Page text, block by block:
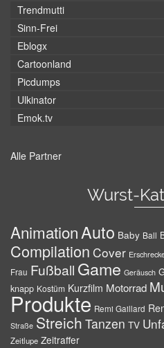
Trendmutti
Sinn-Frei
Eblogx
Cartoonland
Picdumps
Ulkinator
Emok.tv
Alle Partner
Wurst-
AnimationAuto Baby Ball
Compilation Cover
Frau Fußball Game Geräusch
knapp Kostüm Kurzfilm Motorrad
Produkte Remi Gaillard
Straße Streich Tanzen TV
Zeitlupe Zeitraffer